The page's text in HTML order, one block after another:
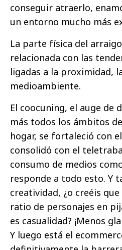
conseguir atraerlo,
un entorno mucho más
La parte física del
relacionada con las
ligadas a la proximidad,
medioambiente.
El coocuning, el auge de
más todos los ámbitos
hogar, se fortaleció con
consolidó con el
consumo de medios
responde a todo esto. Y
creatividad, ¿o creéis
ratio de personajes en
es casualidad? ¡Menos
Y luego está el